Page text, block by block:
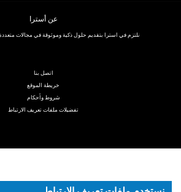
عن أسترا
نلتزم في استرا بتقديم حلول ذكية وموثوقة في مجالات متعددة
اتصل بنا
خريطة الموقع
شروط وأحكام
تفضيلات ملفات تعريف الارتباط